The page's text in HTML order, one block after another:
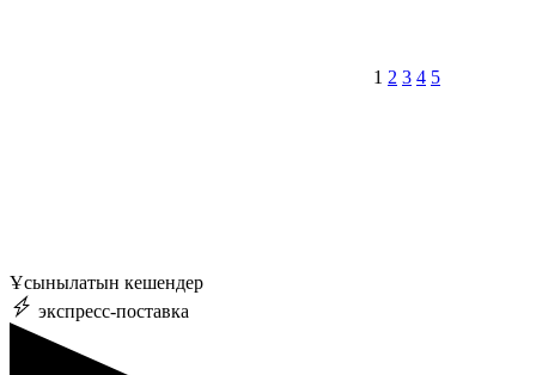
1 2 3 4 5
Ұсынылатын кешендер
экспресс-поставка